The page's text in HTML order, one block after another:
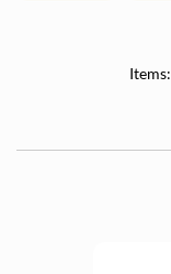
Items: